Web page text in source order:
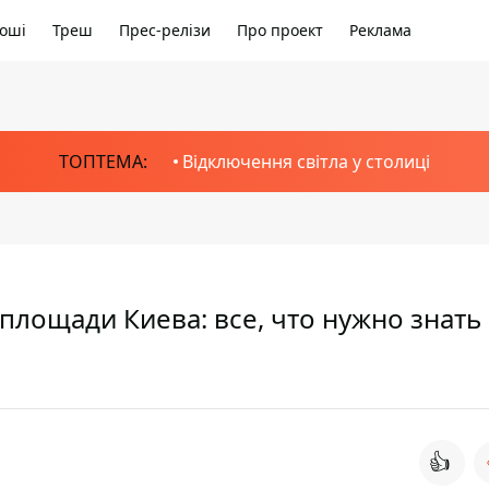
Треш Прес-релізи Про проект Реклама
ТОПТЕМА: Відключення світла у столиці
Киева: все, что нужно знать
👍